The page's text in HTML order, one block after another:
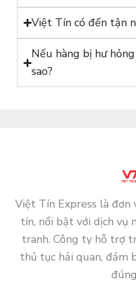
Việt Tín có đến tận
Nếu hàng bị hư
sao?
Việt Tín Express là đơn
tín, nổi bật với dịch vụ
tranh. Công ty hỗ trợ
thủ tục hải quan, đảm